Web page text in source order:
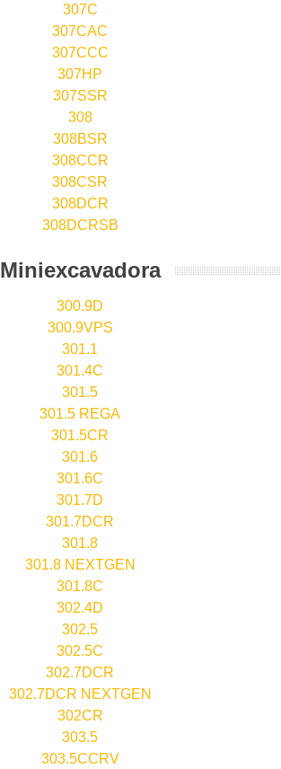
307C
307CAC
307CCC
307HP
307SSR
308
308BSR
308CCR
308CSR
308DCR
308DCRSB
Miniexcavadora
300.9D
300.9VPS
301.1
301.4C
301.5
301.5 REGA
301.5CR
301.6
301.6C
301.7D
301.7DCR
301.8
301.8 NEXTGEN
301.8C
302.4D
302.5
302.5C
302.7DCR
302.7DCR NEXTGEN
302CR
303.5
303.5CCRV